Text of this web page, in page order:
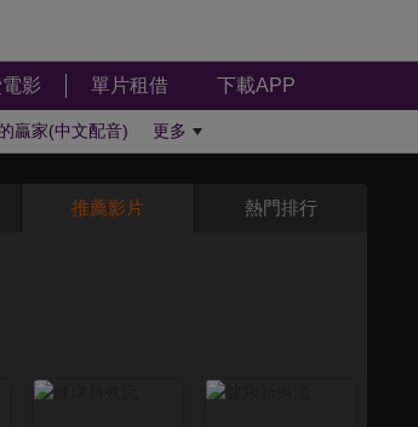
影 單片租借 下載APP
贏家(中文配音) 更多
推薦影片 熱門排行